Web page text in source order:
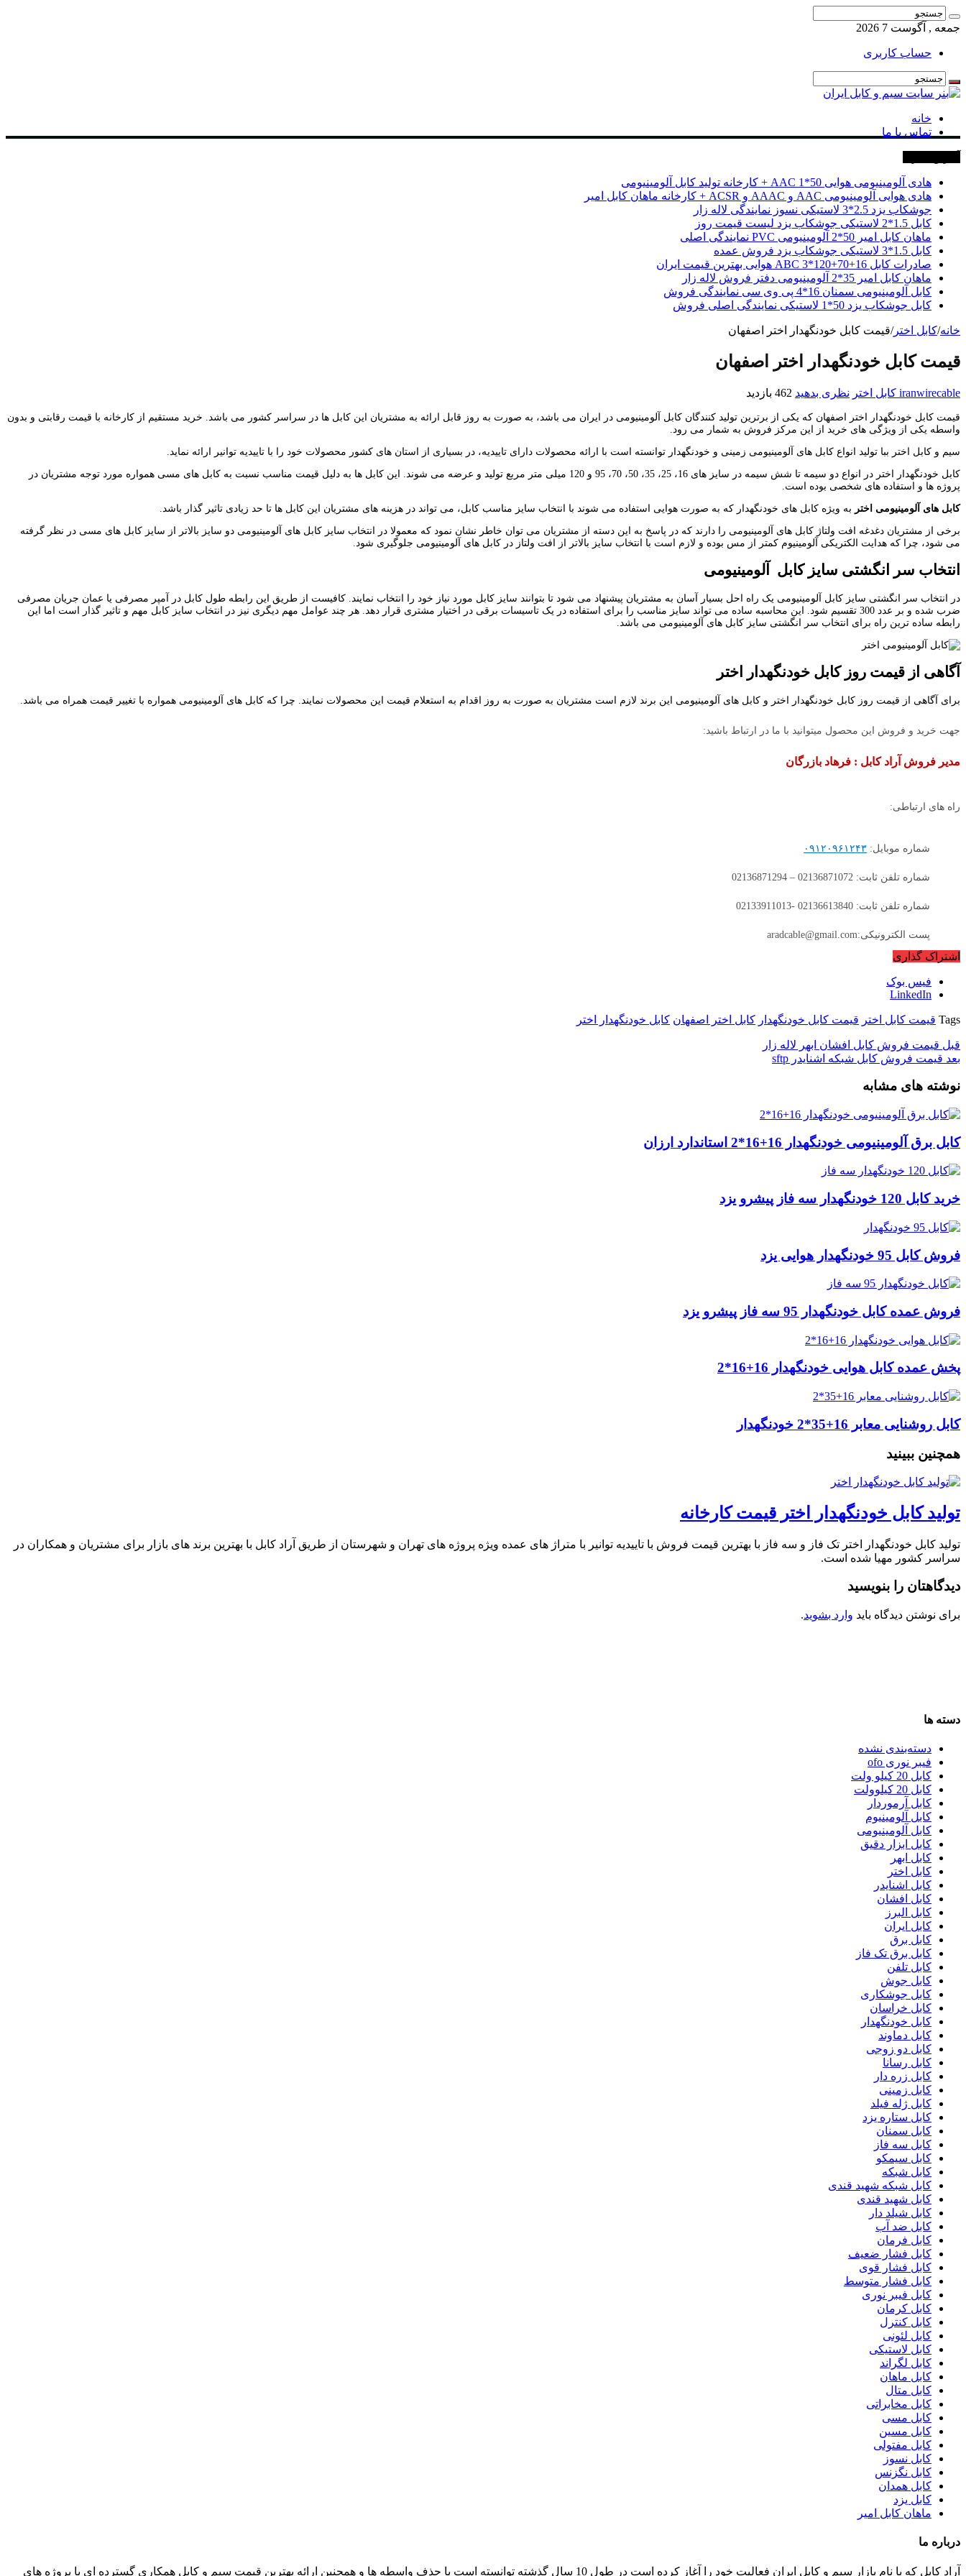
جمعه , آگوست 7 2026
حساب کاربری
خانه
تماس با ما
هادی آلومینیومی هوایی 50*1 AAC + کارخانه تولید کابل آلومینیومی
هادی هوایی آلومینیومی AAC و AAAC و ACSR + کارخانه ماهان کابل امیر
جوشکاب یزد 2.5*3 لاستیکی نسوز نمایندگی لاله زار
کابل 1.5*2 لاستیکی جوشکاب یزد لیست قیمت روز
ماهان کابل امیر 50*2 آلومینیومی PVC نمایندگی اصلی
کابل 1.5*3 لاستیکی جوشکاب یزد فروش عمده
صادرات کابل 16+70+120*3 ABC هوایی بهترین قیمت ایران
ماهان کابل امیر 35*2 آلومینیومی دفتر فروش لاله زار
کابل آلومینیومی سمنان 16*4 پی وی سی نمایندگی فروش
کابل جوشکاب یزد 50*1 لاستیکی نمایندگی اصلی فروش
خانه/کابل اختر/قیمت کابل خودنگهدار اختر اصفهان
قیمت کابل خودنگهدار اختر اصفهان
iranwirecable کابل اختر نظری بدهید 462 بازدید
قیمت کابل خودنگهدار اختر اصفهان که یکی از برترین تولید کنندگان کابل آلومینیومی در ایران می باشد، به صورت به روز قابل ارائه به مشتریان این کابل ها در سراسر کشور می باشد. خرید مستقیم از کارخانه با قیمت رقابتی و بدون
واسطه یکی از ویژگی های خرید از این مرکز فروش به شمار می رود.
سیم و کابل اختر ببا تولید انواع کابل های آلومینیومی زمینی و خودنگهدار توانسته است با ارائه محصولات دارای تاییدیه، در بسیاری از استان های کشور محصولات خود را با تاییدیه توانیر ارائه نماید.
کابل خودنگهدار اختر در انواع دو سیمه تا شش سیمه در سایز های 16، 25، 35، 50، 70، 95 و 120 میلی متر مربع تولید و عرضه می شوند. این کابل ها به دلیل قیمت مناسب نسبت به کابل های مسی همواره مورد توجه مشتریان در
پروژه ها و استفاده های شخصی بوده است.
کابل های آلومینیومی اختر به ویژه کابل های خودنگهدار که به صورت هوایی استفاده می شوند با انتخاب سایز مناسب کابل، می تواند در هزینه های مشتریان این کابل ها تا حد زیادی تاثیر گذار باشد.
برخی از مشتریان دغدغه افت ولتاژ کابل های آلومینیومی را دارند که در پاسخ به این دسته از مشتریان می توان خاطر نشان نمود که معمولا در انتخاب سایز کابل های آلومینیومی دو سایز بالاتر از سایز کابل های مسی در نظر گرفته
می شود، چرا که هدایت الکتریکی آلومینیوم کمتر از مس بوده و لازم است با انتخاب سایز بالاتر از افت ولتاز در کابل های آلومینیومی جلوگیری شود.
انتخاب سر انگشتی سایز کابل آلومینیومی
در انتخاب سر انگشتی سایز کابل آلومینیومی یک راه احل بسیار آسان به مشتریان پیشنهاد می شود تا بتوانند سایز کابل مورد نیاز خود را انتخاب نمایند. کافیست از طریق این رابطه طول کابل در آمپر مصرفی یا عمان جریان مصرفی
ضرب شده و بر عدد 300 تقسیم شود. این محاسبه ساده می تواند سایز مناسب را برای استفاده در یک تاسیسات برقی در اختیار مشتری قرار دهد. هر چند عوامل مهم دیگری نیز در انتخاب سایز کابل مهم و تاثیر گذار است اما این
رابطه ساده ترین راه برای انتخاب سر انگشتی سایز کابل های آلومینیومی می باشد.
آگاهی از قیمت روز کابل خودنگهدار اختر
برای آگاهی از قیمت روز کابل خودنگهدار اختر و کابل های آلومینیومی این برند لازم است مشتریان به صورت به روز اقدام به استعلام قیمت این محصولات نمایند. چرا که کابل های آلومینیومی همواره با تغییر قیمت همراه می باشد.
جهت خرید و فروش این محصول میتوانید با ما در ارتباط باشید:
مدیر فروش آراد کابل : فرهاد بازرگان
راه های ارتباطی:
شماره موبایل: ۰۹۱۲۰۹۶۱۲۴۳
شماره تلفن ثابت: 02136871072 – 02136871294
شماره تلفن ثابت: 02136613840 -02133911013
پست الکترونیکی:aradcable@gmail.com
اشتراک گذاری
فیس بوک
LinkedIn
Tags قیمت کابل اختر قیمت کابل خودنگهدار کابل اختر اصفهان کابل خودنگهدار اختر
قبل قیمت فروش کابل افشان ابهر لاله زار
بعد قیمت فروش کابل شبکه اشنایدر sftp
نوشته های مشابه
کابل برق آلومینیومی خودنگهدار 16+16*2 استاندارد ارزان
خرید کابل 120 خودنگهدار سه فاز پیشرو یزد
فروش کابل 95 خودنگهدار هوایی یزد
فروش عمده کابل خودنگهدار 95 سه فاز پیشرو یزد
پخش عمده کابل هوایی خودنگهدار 16+16*2
کابل روشنایی معابر 16+35*2 خودنگهدار
همچنین ببینید
تولید کابل خودنگهدار اختر قیمت کارخانه
تولید کابل خودنگهدار اختر تک فاز و سه فاز با بهترین قیمت فروش با تاییدیه توانیر با متراژ های عمده ویژه پروژه های تهران و شهرستان از طریق آراد کابل با بهترین برند های بازار برای مشتریان و همکاران در
سراسر کشور مهیا شده است.
دیدگاهتان را بنویسید
برای نوشتن دیدگاه باید وارد بشوید.
دسته ها
دسته‌بندی نشده
فیبر نوری ofo
کابل 20 کیلو ولت
کابل 20 کیلوولت
کابل آرموردار
کابل آلومینیوم
کابل آلومینیومی
کابل ابزار دقیق
کابل ابهر
کابل اختر
کابل اشنایدر
کابل افشان
کابل البرز
کابل ایران
کابل برق
کابل برق تک فاز
کابل تلفن
کابل جوش
کابل جوشکاری
کابل خراسان
کابل خودنگهدار
کابل دماوند
کابل دو زوجی
کابل رسانا
کابل زره دار
کابل زمینی
کابل ژله فیلد
کابل ستاره یزد
کابل سمنان
کابل سه فاز
کابل سیمکو
کابل شبکه
کابل شبکه شهید قندی
کابل شهید قندی
کابل شیلد دار
کابل ضد آب
کابل فرمان
کابل فشار ضعیف
کابل فشار قوی
کابل فشار متوسط
کابل فیبر نوری
کابل کرمان
کابل کنترل
کابل لئونی
کابل لاستیکی
کابل لگراند
کابل ماهان
کابل متال
کابل مخابراتی
کابل مسی
کابل مسین
کابل مفتولی
کابل نسوز
کابل نگزنس
کابل همدان
کابل یزد
ماهان کابل امیر
درباره ما
آراد کابل که با نام بازار سیم و کابل ایران فعالیت خود را آغاز کرده است در طول 10 سال گذشته توانسته است با حذف واسطه ها و همچنین ارائه بهترین قیمت سیم و کابل همکاری گسترده ای با پروژه های